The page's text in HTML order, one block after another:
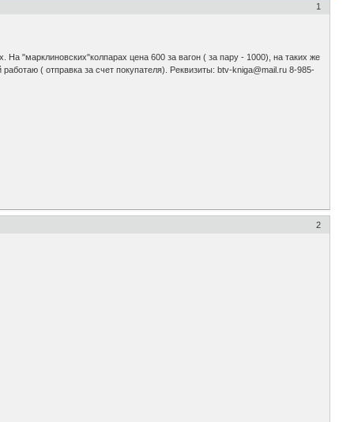
1
"марклиновских"колпарах цена 600 за вагон ( за пару - 1000), на таких же
( отправка за счет покупателя). Реквизиты: btv-kniga@mail.ru 8-985-
2